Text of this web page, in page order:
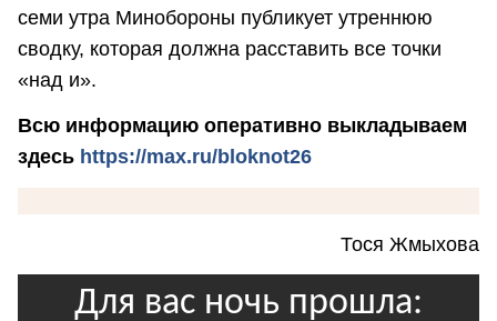
семи утра Минобороны публикует утреннюю
сводку, которая должна расставить все точки
«над и».
Всю информацию оперативно выкладываем
здесь https://max.ru/bloknot26
Тося Жмыхова